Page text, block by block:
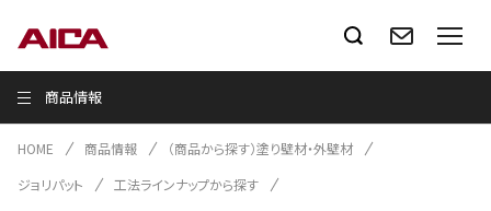
商品情報
HOME 商品情報
（商品から探す）塗り壁材・外壁材
ジョリパット
工法ラインナップから探す